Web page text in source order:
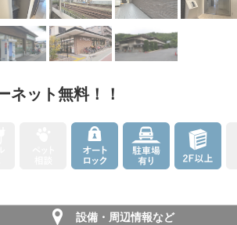
ネット無料！！
設備・周辺情報など